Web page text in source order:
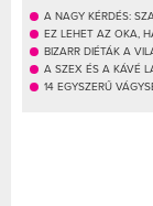
A NAGY KÉRDÉS:
EZ LEHET AZ OKA,
BIZARR DIÉTÁK A
A SZEX ÉS A KÁVÉ
14 EGYSZERŰ